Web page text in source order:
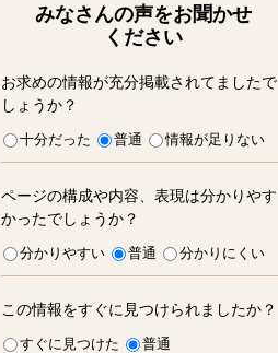
みなさんの声をお聞かせ
ください
お求めの情報が充分掲載されてましたで
しょうか？
十分だった 普通 情報が足りない
ページの構成や内容、表現は分かりやす
かったでしょうか？
分かりやすい 普通 分かりにくい
この情報をすぐに見つけられましたか？
すぐに見つけた
普通